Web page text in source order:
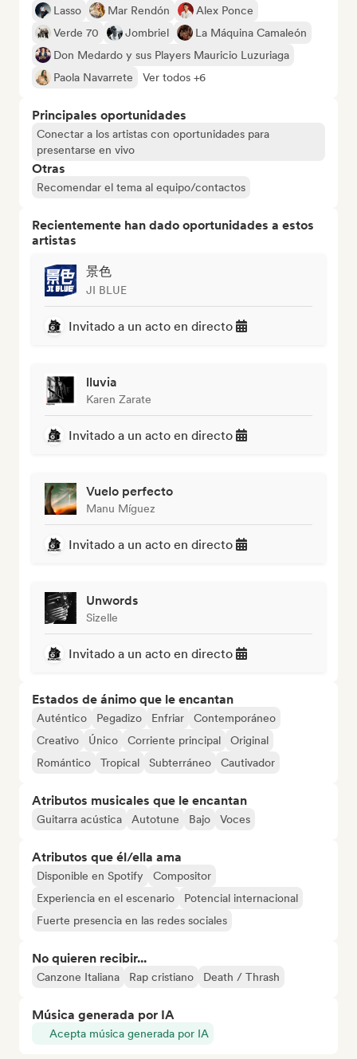
Lasso Mar Rendón
Alex Ponce
Verde 70
Jombriel
La Máquina Camaleón
Don Medardo y sus Players Mauricio Luzuriaga
Paola Navarrete
Ver todos +6
Principales oportunidades
Conectar a los artistas con oportunidades para
presentarse en vivo
Otras
Recomendar el tema al equipo/contactos
Recientemente han dado oportunidades a estos
artistas
景色
JI BLUE
Invitado a un acto en directo
lluvia
Karen Zarate
Invitado a un acto en directo
Vuelo perfecto
Manu Míguez
Invitado a un acto en directo
Unwords
Sizelle
Invitado a un acto en directo
Estados de ánimo que le encantan
Auténtico Pegadizo Enfriar
Contemporáneo
Creativo
Único Corriente principal
Original
Romántico
Tropical Subterráneo Cautivador
Atributos musicales que le encantan
Guitarra acústica Autotune Bajo Voces
Atributos que él/ella ama
Disponible en Spotify
Compositor
Experiencia en el escenario
Potencial internacional
Fuerte presencia en las redes sociales
No quieren recibir...
Canzone Italiana Rap cristiano Death / Thrash
Música generada por IA
Acepta música generada por IA